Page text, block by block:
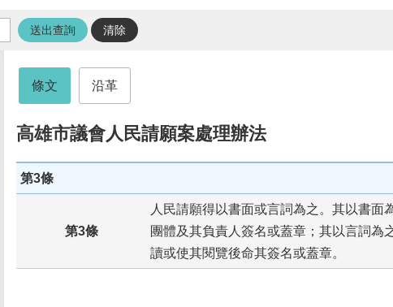
條文 沿革
高雄市議會人民請願案處理辦法
第3條
第3條
人民請願得以書面或言詞為之。其以書
團體及其負責人簽名或蓋章；其以言詞為
讀或使其閱覽後命其簽名或蓋章。